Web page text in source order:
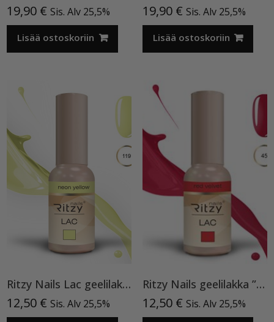
19,90 € Sis. Alv 25,5%
Lisää ostoskoriin
19,90 € Sis. Alv 25,5%
Lisää ostoskoriin
Ritzy Nails Lac geelilakka ”Neon Yellow”119 , 9ml TPO vapaa
12,50 € Sis. Alv 25,5%
Ritzy Nails geelilakka ”Red Velvet” 45 TPO vapaa, 9 ml
12,50 € Sis. Alv 25,5%